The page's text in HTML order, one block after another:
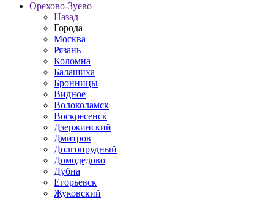
Орехово-Зуево
Назад
Города
Москва
Рязань
Коломна
Балашиха
Бронницы
Видное
Волоколамск
Воскресенск
Дзержинский
Дмитров
Долгопрудный
Домодедово
Дубна
Егорьевск
Жуковский